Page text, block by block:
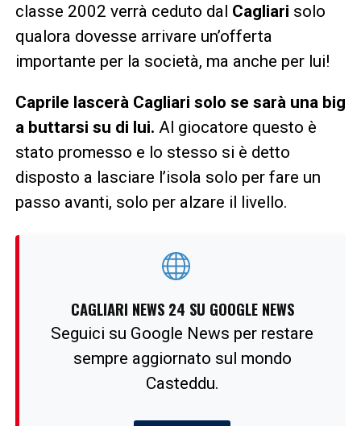
classe 2002 verrà ceduto dal Cagliari solo
qualora dovesse arrivare un’offerta
importante per la società, ma anche per lui!
Caprile lascerà Cagliari solo se sarà una big
a buttarsi su di lui. Al giocatore questo è
stato promesso e lo stesso si è detto
disposto a lasciare l’isola solo per fare un
passo avanti, solo per alzare il livello.
CAGLIARI NEWS 24 SU GOOGLE NEWS
Seguici su Google News per restare
sempre aggiornato sul mondo
Casteddu.